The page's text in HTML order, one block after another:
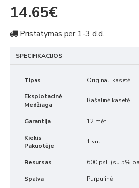
14.65€
Pristatymas per 1-3 d.d.
SPECIFIKACIJOS
Tipas Originali kasetė
Eksplotacinė
Medžiaga
Rašalinė kasetė
Garantija 12 mėn
Kiekis
Pakuotėje
1 vnt
Resursas 600 psl. (su 5%
Spalva Purpurinė